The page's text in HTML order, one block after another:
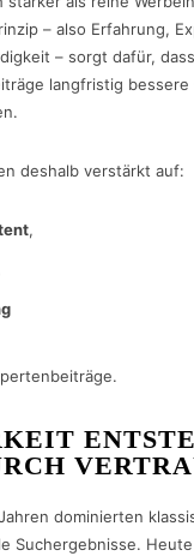
– also Erfahrung,
– sorgt dafür,
langfristig bessere
deshalb verstärkt auf:
,
dominierten
Suchergebnisse.